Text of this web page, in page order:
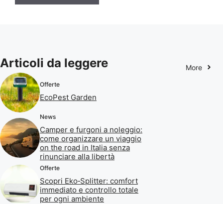
Articoli da leggere More
Offerte
EcoPest Garden
News
Camper e furgoni a noleggio:
come organizzare un viaggio
on the road in Italia senza
rinunciare alla libertà
Offerte
Scopri Eko‑Splitter: comfort
immediato e controllo totale
per ogni ambiente